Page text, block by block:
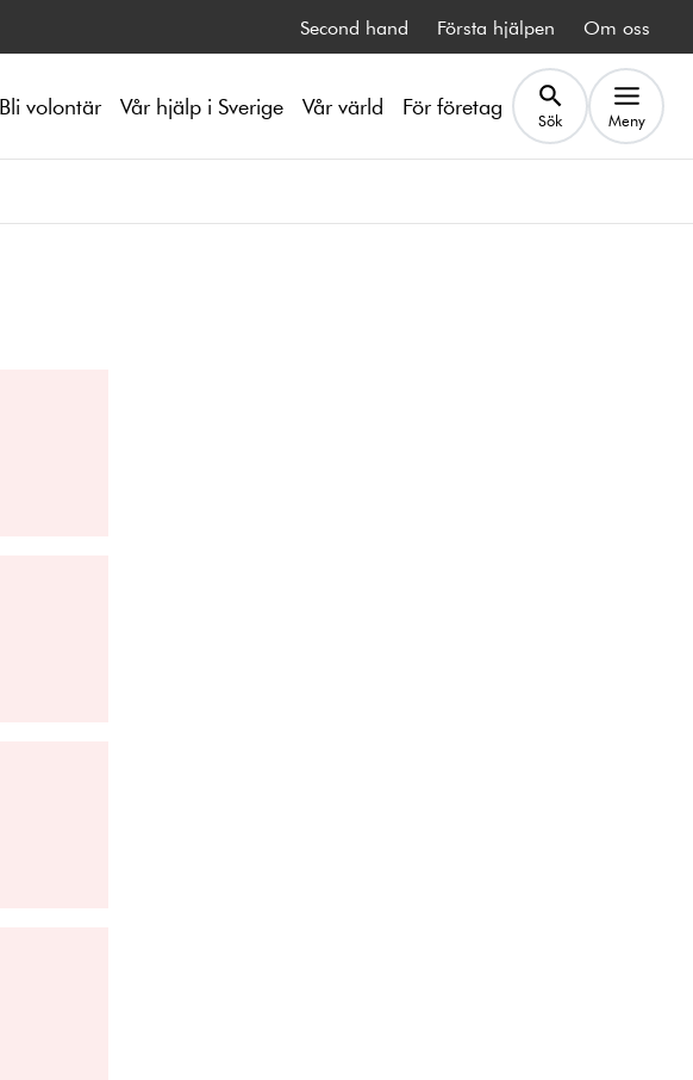
Second hand Första hjälpen Om oss
Bli volontär Vår hjälp i Sverige Vår värld För företag Sök Meny